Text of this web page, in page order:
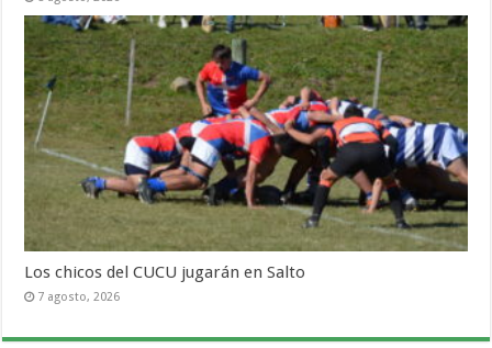
Los chicos del CUCU jugarán en Salto
7 agosto, 2026